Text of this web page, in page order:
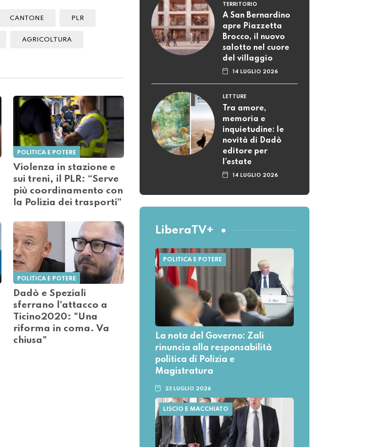
CANTONE PLR
AGRICOLTURA
POLITICA E POTERE
Violenza in stazione e
sui treni, il PLR: “Serve
più coordinamento con
la Polizia dei trasporti”
POLITICA E POTERE
Dadò e Speziali
sferrano l'attacco a
Ticino2020: "Una
riforma in coma. Va
chiusa"
TERRITORIO
A San Bernardino
apre Piazzetta
Brocco, il nuovo
salotto nel cuore
del villaggio
14 LUGLIO 2026
LETTURE
Tra amore,
memoria e
inquietudine: le
novità di Dadò
editore per
l’estate
14 LUGLIO 2026
LiberaTV+
POLITICA E POTERE
La nota del Governo: Zali
rinuncia alla responsabilità
politica di Polizia e
Magistratura
23 LUGLIO 2026
LISCIO E MACCHIATO